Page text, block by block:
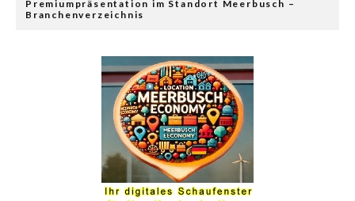
Premiumpräsentation im Standort Meerbusch –
Branchenverzeichnis